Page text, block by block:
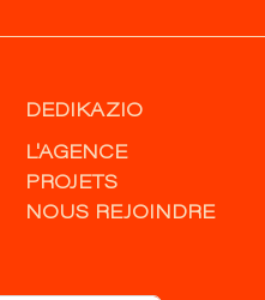
DEDIKAZIO
L'AGENCE
PROJETS
NOUS REJOINDRE